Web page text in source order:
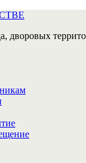
дворовых